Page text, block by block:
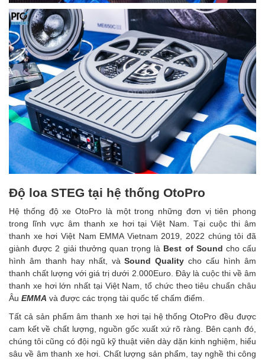
Độ loa STEG tại hệ thống OtoPro
Hệ thống độ xe OtoPro là một trong những đơn vị tiên phong
trong lĩnh vực âm thanh xe hơi tại Việt Nam. Tại cuộc thi âm
thanh xe hơi Việt Nam EMMA Vietnam 2019, 2022 chúng tôi đã
giành được 2 giải thưởng quan trọng là Best of Sound cho cấu
hình âm thanh hay nhất, vàSound Quality cho cấu hình âm
thanh chất lượng với giá trị dưới 2.000Euro. Đây là cuộc thi về âm
thanh xe hơi lớn nhất tại Việt Nam, tổ chức theo tiêu chuẩn châu
Âu EMMA và được các trọng tài quốc tế chấm điểm.
Tất cả sản phẩm âm thanh xe hơi tại hệ thống OtoPro đều được
cam kết về chất lượng, nguồn gốc xuất xứ rõ ràng. Bên cạnh đó,
chúng tôi cũng có đội ngũ kỹ thuật viên dày dặn kinh nghiệm, hiểu
sâu về âm thanh xe hơi. Chất lượng sản phẩm, tay nghề thi công